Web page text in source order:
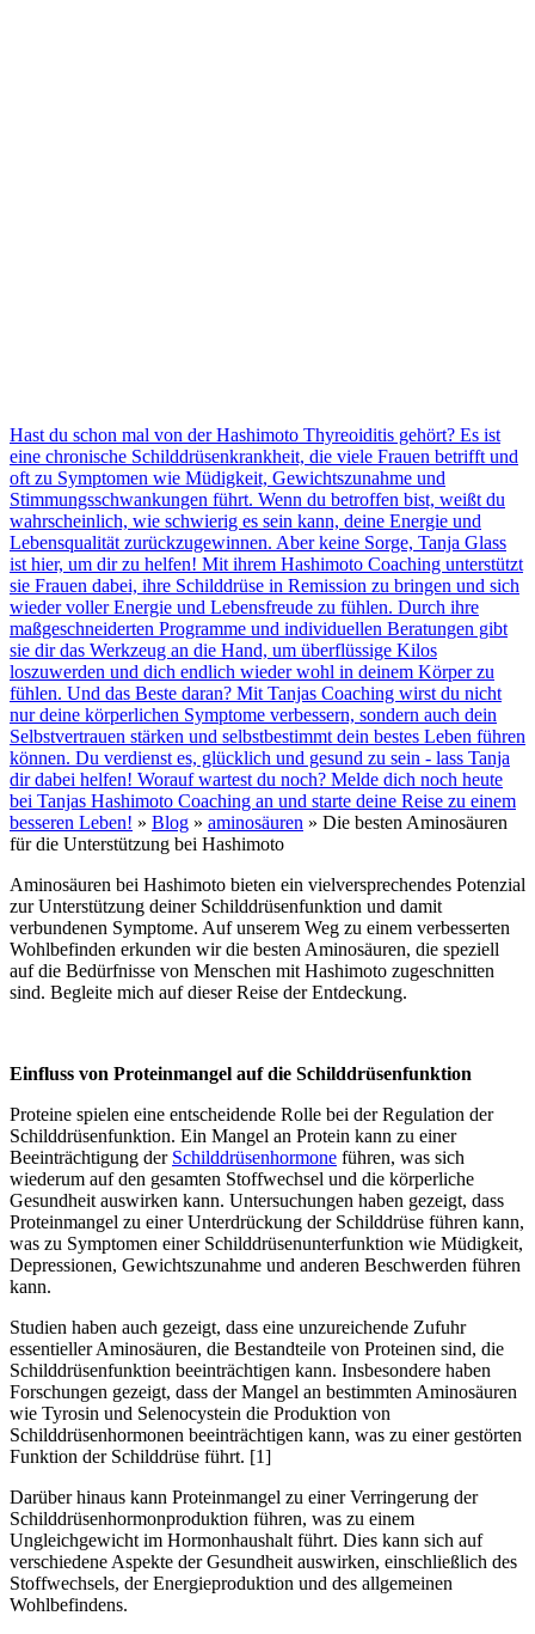
Hast du schon mal von der Hashimoto Thyreoiditis gehört? Es ist
eine chronische Schilddrüsenkrankheit, die viele Frauen betrifft und
oft zu Symptomen wie Müdigkeit, Gewichtszunahme und
Stimmungsschwankungen führt. Wenn du betroffen bist, weißt du
wahrscheinlich, wie schwierig es sein kann, deine Energie und
Lebensqualität zurückzugewinnen. Aber keine Sorge, Tanja Glass
ist hier, um dir zu helfen! Mit ihrem Hashimoto Coaching unterstützt
sie Frauen dabei, ihre Schilddrüse in Remission zu bringen und sich
wieder voller Energie und Lebensfreude zu fühlen. Durch ihre
maßgeschneiderten Programme und individuellen Beratungen gibt
sie dir das Werkzeug an die Hand, um überflüssige Kilos
loszuwerden und dich endlich wieder wohl in deinem Körper zu
fühlen. Und das Beste daran? Mit Tanjas Coaching wirst du nicht
nur deine körperlichen Symptome verbessern, sondern auch dein
Selbstvertrauen stärken und selbstbestimmt dein bestes Leben führen
können. Du verdienst es, glücklich und gesund zu sein - lass Tanja
dir dabei helfen! Worauf wartest du noch? Melde dich noch heute
bei Tanjas Hashimoto Coaching an und starte deine Reise zu einem
besseren Leben! » Blog » aminosäuren » Die besten Aminosäuren
für die Unterstützung bei Hashimoto
Aminosäuren bei Hashimoto bieten ein vielversprechendes Potenzial
zur Unterstützung deiner Schilddrüsenfunktion und damit
verbundenen Symptome. Auf unserem Weg zu einem verbesserten
Wohlbefinden erkunden wir die besten Aminosäuren, die speziell
auf die Bedürfnisse von Menschen mit Hashimoto zugeschnitten
sind. Begleite mich auf dieser Reise der Entdeckung.
Einfluss von Proteinmangel auf die Schilddrüsenfunktion
Proteine spielen eine entscheidende Rolle bei der Regulation der
Schilddrüsenfunktion. Ein Mangel an Protein kann zu einer
Beeinträchtigung der Schilddrüsenhormone führen, was sich
wiederum auf den gesamten Stoffwechsel und die körperliche
Gesundheit auswirken kann. Untersuchungen haben gezeigt, dass
Proteinmangel zu einer Unterdrückung der Schilddrüse führen kann,
was zu Symptomen einer Schilddrüsenunterfunktion wie Müdigkeit,
Depressionen, Gewichtszunahme und anderen Beschwerden führen
kann.
Studien haben auch gezeigt, dass eine unzureichende Zufuhr
essentieller Aminosäuren, die Bestandteile von Proteinen sind, die
Schilddrüsenfunktion beeinträchtigen kann. Insbesondere haben
Forschungen gezeigt, dass der Mangel an bestimmten Aminosäuren
wie Tyrosin und Selenocystein die Produktion von
Schilddrüsenhormonen beeinträchtigen kann, was zu einer gestörten
Funktion der Schilddrüse führt. [1]
Darüber hinaus kann Proteinmangel zu einer Verringerung der
Schilddrüsenhormonproduktion führen, was zu einem
Ungleichgewicht im Hormonhaushalt führt. Dies kann sich auf
verschiedene Aspekte der Gesundheit auswirken, einschließlich des
Stoffwechsels, der Energieproduktion und des allgemeinen
Wohlbefindens.